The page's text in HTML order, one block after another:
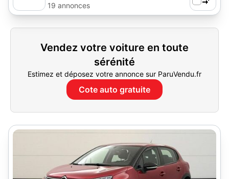
19 annonces
Vendez votre voiture en toute
sérénité
Estimez et déposez votre annonce sur ParuVendu.fr
Cote auto gratuite